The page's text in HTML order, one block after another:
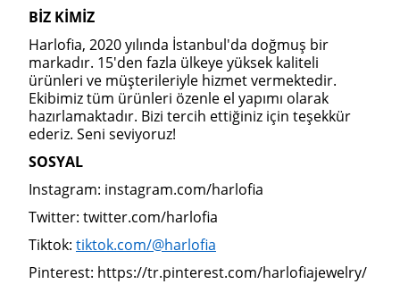
BİZ KİMİZ
Harlofia, 2020 yılında İstanbul'da doğmuş bir
markadır. 15'den fazla ülkeye yüksek kaliteli
ürünleri ve müşterileriyle hizmet vermektedir.
Ekibimiz tüm ürünleri özenle el yapımı olarak
hazırlamaktadır. Bizi tercih ettiğiniz için teşekkür
ederiz. Seni seviyoruz!
SOSYAL
Instagram: instagram.com/harlofia
Twitter: twitter.com/harlofia
Tiktok: tiktok.com/@harlofia
Pinterest: https://tr.pinterest.com/harlofiajewelry/